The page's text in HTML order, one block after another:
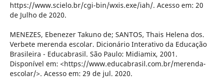
https://www.scielo.br/cgi-bin/wxis.exe/iah/. Acesso em: 20
de Julho de 2020.
MENEZES, Ebenezer Takuno de; SANTOS, Thais Helena dos.
Verbete merenda escolar. Dicionário Interativo da Educação
Brasileira - Educabrasil. São Paulo: Midiamix, 2001.
Disponível em: <https://www.educabrasil.com.br/merenda-
escolar/>. Acesso em: 29 de jul. 2020.